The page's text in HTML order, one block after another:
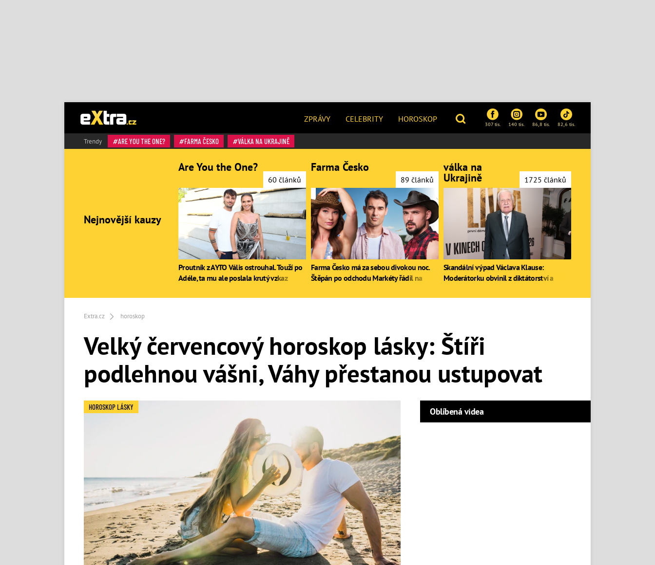
ZPRÁVY CELEBRITY HOROSKOP
307 tis. 140 tis. 86,8 tis. 82,6 tis.
Trendy ARE YOU THE ONE? FARMA ČESKO VÁLKA NA UKRAJINĚ
Extra.cz horoskop
Velký červencový horoskop lásky: Štíři
podlehnou vášni, Váhy přestanou ustupovat
HOROSKOP LÁSKY Oblíbená videa
Nejnovější kauzy
Are You the One?
60 článků
Proutník z AYTO Vális ostrouhal. Touží po
Adéle, ta mu ale poslala krutý vzkaz
Farma Česko
89 článků
Farma Česko má za sebou divokou noc.
Štěpán po odchodu Markéty řádil na
válka na
Ukrajině 1725 článků
Skandální výpad Václava Klause:
Moderátorku obvinil z diktátorství a